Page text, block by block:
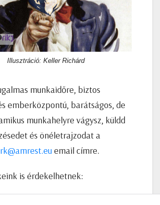
Illusztráció: Keller Richárd
munkaidőre, biztos
emberközpontú, barátságos, de
munkahelyre vágysz, küldd
és önéletrajzodat a
email címre.
is érdekelhetnek: